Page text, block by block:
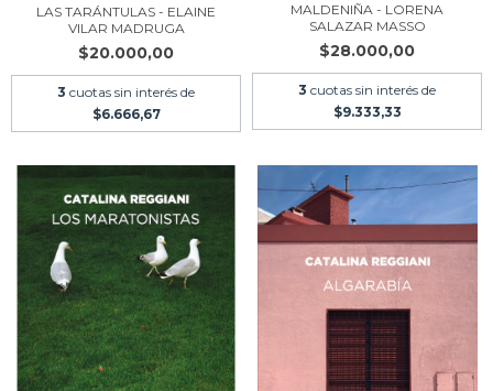
LAS TARÁNTULAS - ELAINE
VILAR MADRUGA
$20.000,00
3 cuotas sin interés de
$6.666,67
MALDENIÑA - LORENA
SALAZAR MASSO
$28.000,00
3 cuotas sin interés de
$9.333,33